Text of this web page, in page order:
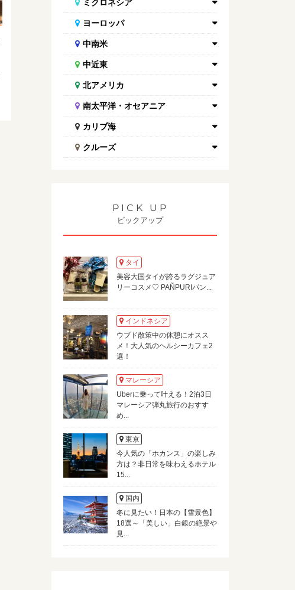
ミクロネシア
ヨーロッパ
中南米
中近東
北アメリカ
南太平洋・オセアニア
カリブ海
クルーズ
PICK UP
ピックアップ
タイ
美容大国タイが誇るラグジュア
リーコスメ♡ PAÑPURIパン...
インドネシア
ウブド散策中の休憩にオスス
メ！大人気のヘルシーカフェ2
選！
マレーシア
Uberに乗って叶える！2泊3日
マレーシア弾丸旅行のおすす
め...
東京
今人気の「ホカンス」の楽しみ
方は？非日常を味わえるホテル
15...
国内
冬に見たい！日本の【雪景色】
18選～「美しい」白銀の絶景や
見...